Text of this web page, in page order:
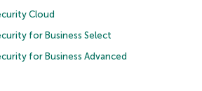
Cloud
for Business Select
for Business Advanced